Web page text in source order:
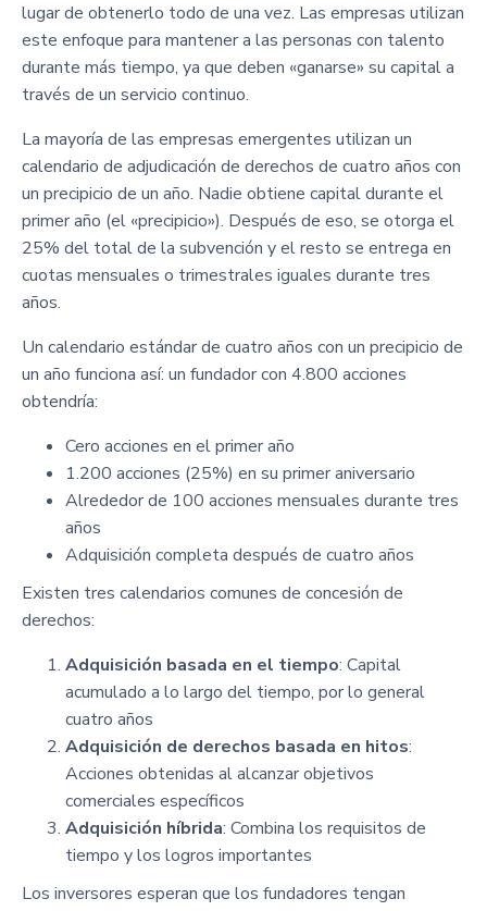
lugar de obtenerlo todo de una vez. Las empresas utilizan
este enfoque para mantener a las personas con talento
durante más tiempo, ya que deben «ganarse» su capital a
través de un servicio continuo.
La mayoría de las empresas emergentes utilizan un
calendario de adjudicación de derechos de cuatro años con
un precipicio de un año. Nadie obtiene capital durante el
primer año (el «precipicio»). Después de eso, se otorga el
25% del total de la subvención y el resto se entrega en
cuotas mensuales o trimestrales iguales durante tres
años.
Un calendario estándar de cuatro años con un precipicio de
un año funciona así: un fundador con 4.800 acciones
obtendría:
Cero acciones en el primer año
1.200 acciones (25%) en su primer aniversario
Alrededor de 100 acciones mensuales durante tres
años
Adquisición completa después de cuatro años
Existen tres calendarios comunes de concesión de
derechos:
Adquisición basada en el tiempo: Capital
acumulado a lo largo del tiempo, por lo general
cuatro años
Adquisición de derechos basada en hitos:
Acciones obtenidas al alcanzar objetivos
comerciales específicos
Adquisición híbrida: Combina los requisitos de
tiempo y los logros importantes
Los inversores esperan que los fundadores tengan